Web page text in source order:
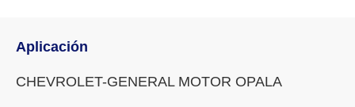
Aplicación
CHEVROLET-GENERAL MOTOR OPALA